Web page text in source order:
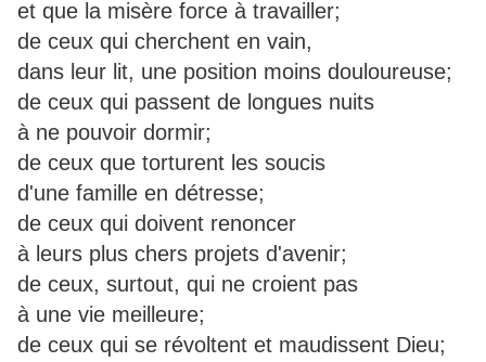
et que la misère force à travailler;
de ceux qui cherchent en vain,
dans leur lit, une position moins douloureuse;
de ceux qui passent de longues nuits
à ne pouvoir dormir;
de ceux que torturent les soucis
d'une famille en détresse;
de ceux qui doivent renoncer
à leurs plus chers projets d'avenir;
de ceux, surtout, qui ne croient pas
à une vie meilleure;
de ceux qui se révoltent et maudissent Dieu;